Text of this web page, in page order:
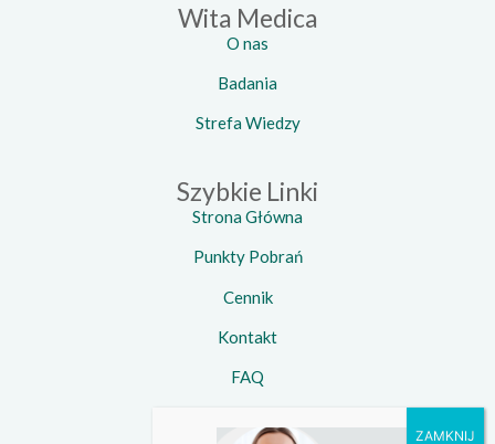
Wita Medica
O nas
Badania
Strefa Wiedzy
Szybkie Linki
Strona Główna
Punkty Pobrań
Cennik
Kontakt
FAQ